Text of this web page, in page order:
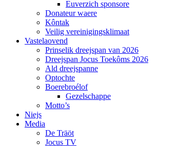
Euverzich sponsore
Donateur waere
Kôntak
Veilig vereinigingsklimaat
Vastelaovend
Prinselik dreejspan van 2026
Dreejspan Jocus Toekôms 2026
Ald dreejspanne
Optochte
Boerebroélof
Gezelschappe
Motto’s
Niejs
Media
De Träöt
Jocus TV